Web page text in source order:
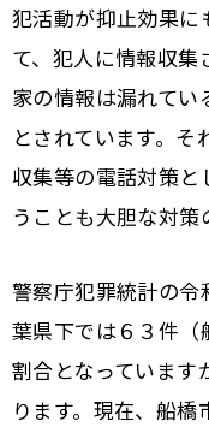
犯活動が抑止効果に
て、犯人に情報収集
家の情報は漏れてい
とされています。
収集等の電話対策と
うことも大胆な対策
警察庁犯罪統計の
葉県下では６３件（
割合となっています
ります。現在、船